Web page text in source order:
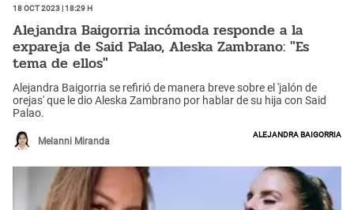
18 Oct 2023 | 18:29 h
Alejandra Baigorria incómoda responde a la
expareja de Said Palao, Aleska Zambrano: "Es
tema de ellos"
Alejandra Baigorria se refirió de manera breve sobre el 'jalón de
orejas' que le dio Aleska Zambrano por hablar de su hija con Said
Palao.
Melanni Miranda
Alejandra Baigorria